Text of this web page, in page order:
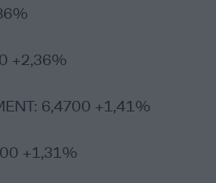
+2,36%
6,4700 +1,41%
+1,31%